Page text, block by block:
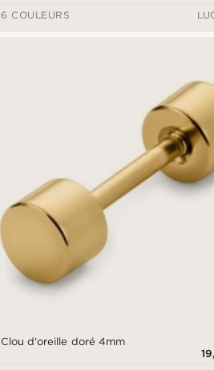
6 COULEURS
Clou d'oreille doré 4mm